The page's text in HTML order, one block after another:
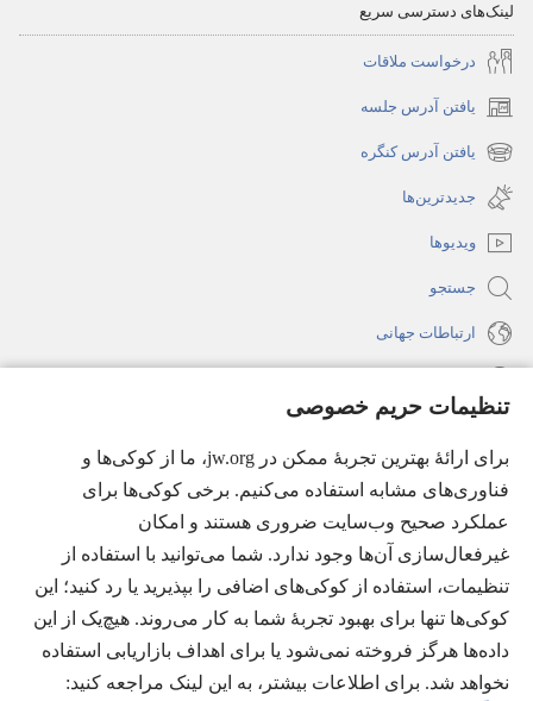
تنظیمات حریم خصوصی
برای ارائهٔ بهترین تجربهٔ ممکن در jw.org، ما از کوکی‌ها و
فناوری‌های مشابه استفاده می‌کنیم. برخی کوکی‌ها برای
عملکرد صحیح وب‌سایت ضروری هستند و امکان
غیرفعال‌سازی آن‌ها وجود ندارد. شما می‌توانید با استفاده از
تنظیمات، استفاده از کوکی‌های اضافی را بپذیرید یا رد کنید؛ این
کوکی‌ها تنها برای بهبود تجربهٔ شما به کار می‌روند. هیچ‌یک از این
داده‌ها هرگز فروخته نمی‌شود یا برای اهداف بازاریابی استفاده
نخواهد شد. برای اطلاعات بیشتر، به این لینک مراجعه کنید:‏
لینک‌های دسترسی سریع
درخواست ملاقات
یافتن آدرس جلسه
(پنجره‌ای
جدید
می‌شود)
یافتن آدرس کنگره
(پنجره‌ای
جدید
باز
می‌شود)
جدیدترین‌ها
ویدیوها
جستجو
ارتباطات جهانی
(پنجره‌ای
جدید
می‌شود)
(پنجره‌ای
جدید
می‌شود)
JW Hub
®
(پنجره‌ای
باز
می‌شود)
®
JW Library
Watchtower Library